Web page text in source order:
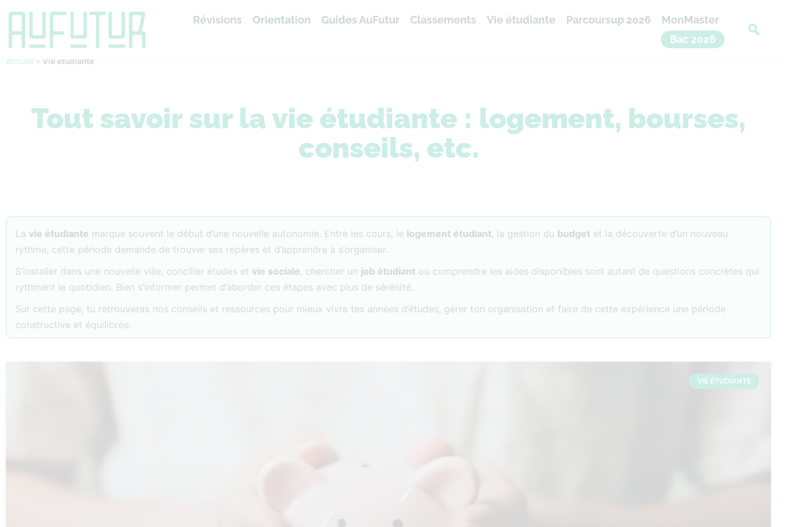
Révisions Orientation Guides AuFutur Classements Vie étudiante Parcoursup 2026
MonMaster
Bac 2026
Accueil » Vie étudiante
Tout savoir sur la vie étudiante : logement, bourses,
conseils, etc.
La vie étudiante marque souvent le début d’une nouvelle autonomie. Entre les cours, le logement étudiant, la gestion du budget et la découverte d’un nouveau
rythme, cette période demande de trouver ses repères et d’apprendre à s’organiser.
S’installer dans une nouvelle ville, concilier études et vie sociale, chercher un job étudiant ou comprendre les aides disponibles sont autant de questions concrètes qui
rythment le quotidien. Bien s’informer permet d’aborder ces étapes avec plus de sérénité.
Sur cette page, tu retrouveras nos conseils et ressources pour mieux vivre tes années d’études, gérer ton organisation et faire de cette expérience une période
constructive et équilibrée.
VIE ÉTUDIANTE